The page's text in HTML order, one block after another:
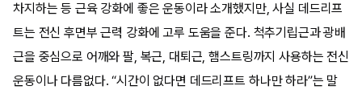
차지하는 등 근육 강화에 좋은 운동이라 소개했지만, 사실 데드리프
트는 전신 후면부 근력 강화에 고루 도움을 준다. 척추기립근과 광배
근을 중심으로 어깨와 팔, 복근, 대퇴근, 햄스트링까지 사용하는 전신
운동이나 다름없다. “시간이 없다면 데드리프트 하나만 하라”는 말